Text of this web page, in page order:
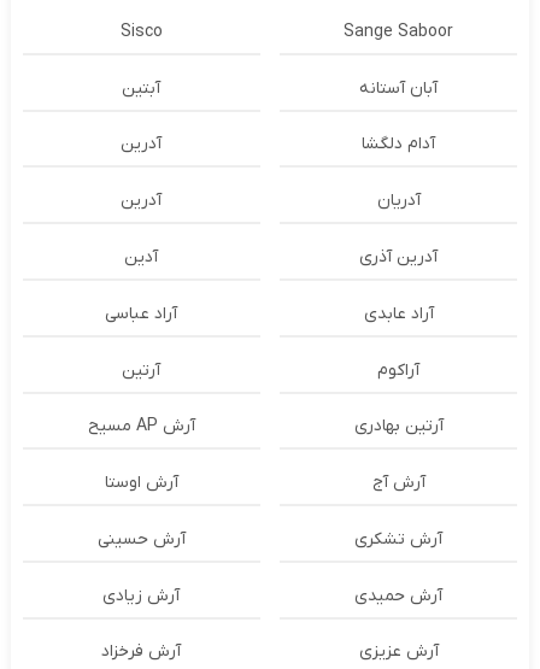
Sange Saboor
Sisco
آبان آستانه آبتین
آدام دلگشا آدرين
آدریان آدرین
آدرین آذری آدین
آراد عابدی آراد عباسی
آراکوم آرتین
آرتین بهادری آرش AP مسیح
آرش آج آرش اوستا
آرش تشکری آرش حسینی
آرش حمیدی آرش زیادی
آرش عزیزی آرش فرخزاد